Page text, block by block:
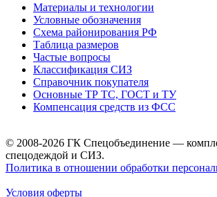
Материалы и технологии
Условные обозначения
Схема районирования РФ
Таблица размеров
Частые вопросы
Классификация СИЗ
Справочник покупателя
Основные ТР ТС, ГОСТ и ТУ
Компенсация средств из ФСС
© 2008-2026 ГК Спецобъединение —
спецодеждой и СИЗ.
Политика в отношении обработки
Условия оферты